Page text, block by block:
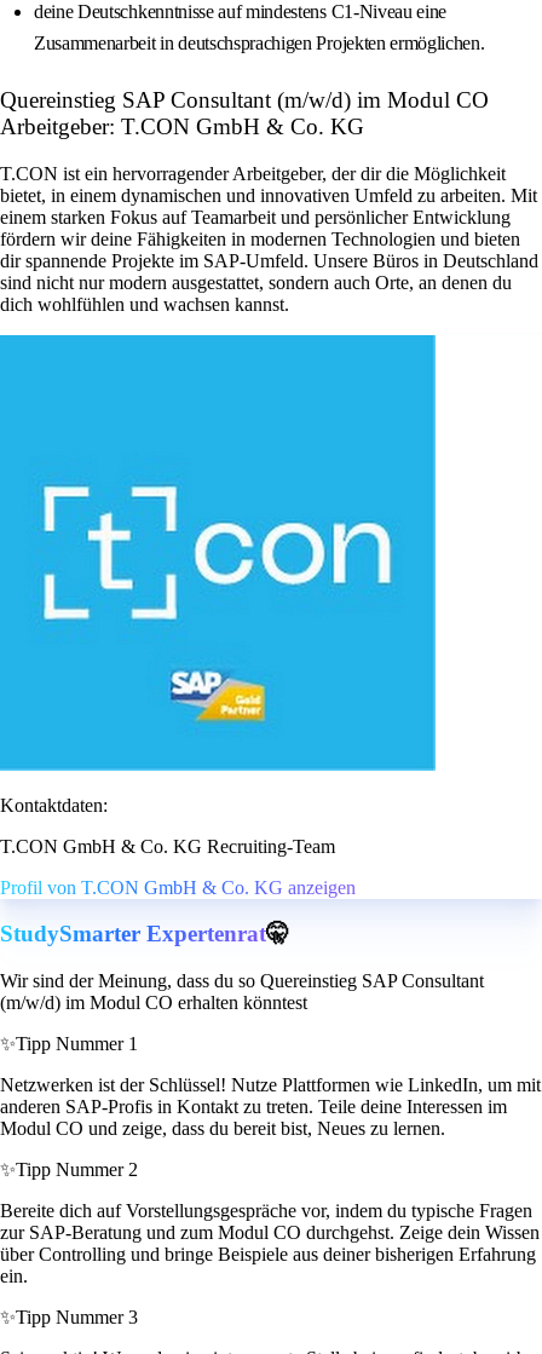
deine Deutschkenntnisse auf mindestens C1-Niveau eine
Zusammenarbeit in deutschsprachigen Projekten ermöglichen.
Quereinstieg SAP Consultant (m/w/d) im Modul CO
Arbeitgeber: T.CON GmbH & Co. KG
T.CON ist ein hervorragender Arbeitgeber, der dir die Möglichkeit
bietet, in einem dynamischen und innovativen Umfeld zu arbeiten. Mit
einem starken Fokus auf Teamarbeit und persönlicher Entwicklung
fördern wir deine Fähigkeiten in modernen Technologien und bieten
dir spannende Projekte im SAP-Umfeld. Unsere Büros in Deutschland
sind nicht nur modern ausgestattet, sondern auch Orte, an denen du
dich wohlfühlen und wachsen kannst.
Kontaktdaten:
T.CON GmbH & Co. KG Recruiting-Team
Profil von T.CON GmbH & Co. KG anzeigen
StudySmarter Expertenrat🤫
Wir sind der Meinung, dass du so Quereinstieg SAP Consultant
(m/w/d) im Modul CO erhalten könntest
✨Tipp Nummer 1
Netzwerken ist der Schlüssel! Nutze Plattformen wie LinkedIn, um mit
anderen SAP-Profis in Kontakt zu treten. Teile deine Interessen im
Modul CO und zeige, dass du bereit bist, Neues zu lernen.
✨Tipp Nummer 2
Bereite dich auf Vorstellungsgespräche vor, indem du typische Fragen
zur SAP-Beratung und zum Modul CO durchgehst. Zeige dein Wissen
über Controlling und bringe Beispiele aus deiner bisherigen Erfahrung
ein.
✨Tipp Nummer 3